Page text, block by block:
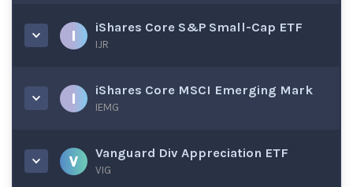
iShares Core S&P Small-Cap ETF
IJR
iShares Core MSCI Emerging Mark
IEMG
Vanguard Div Appreciation ETF
VIG